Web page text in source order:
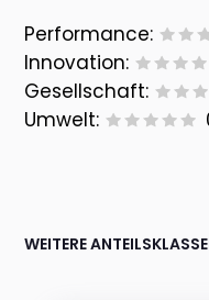
Performance:
Innovation:
Gesellschaft:
Umwelt:
WEITERE